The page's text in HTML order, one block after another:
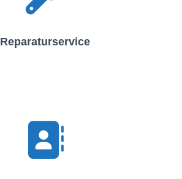
Reparaturservice